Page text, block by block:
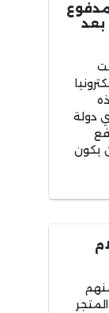
بعد
دولة
يكون